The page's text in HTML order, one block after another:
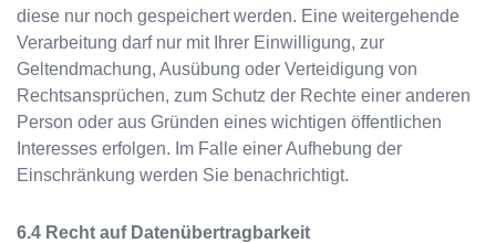
diese nur noch gespeichert werden. Eine weitergehende
Verarbeitung darf nur mit Ihrer Einwilligung, zur
Geltendmachung, Ausübung oder Verteidigung von
Rechtsansprüchen, zum Schutz der Rechte einer anderen
Person oder aus Gründen eines wichtigen öffentlichen
Interesses erfolgen. Im Falle einer Aufhebung der
Einschränkung werden Sie benachrichtigt.
Recht auf Datenübertragbarkeit